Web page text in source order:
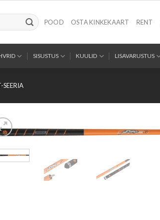
POOD OSTA KINKEKAART RENT
SISUSTUS KUULID LISAVARUSTUS
SEERIA